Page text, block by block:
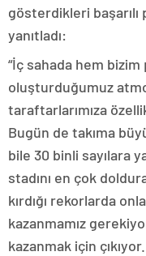
gösterdikleri
yanıtladı:
“İç sahada hem
oluşturduğumuz
taraftarlarımıza
Bugün de takıma
bile 30 binli sayılara
stadını en çok
kırdığı rekorlarda
kazanmamız
kazanmak için